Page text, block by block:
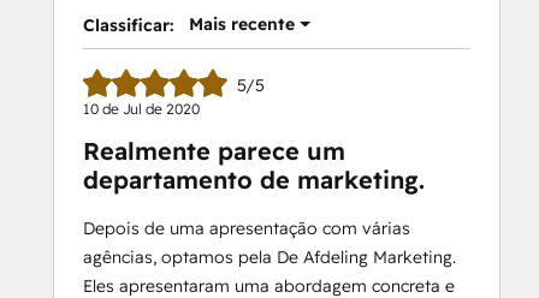
Classificar: Mais recente
5/5
10 de Jul de 2020
Realmente parece um
departamento de marketing.
Depois de uma apresentação com várias
agências, optamos pela De Afdeling Marketing.
Eles apresentaram uma abordagem concreta e